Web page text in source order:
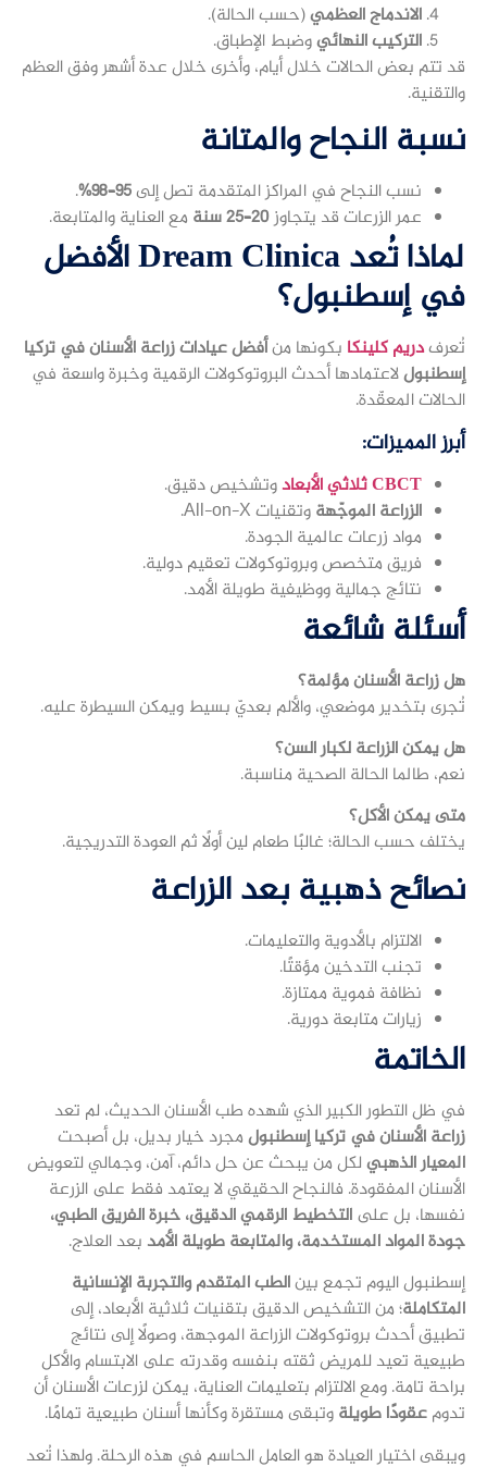
الاندماج العظمي(حسب الحالة).
التركيب النهائيوضبط الإطباق.
قد تتم بعض الحالات خلال أيام، وأخرى خلال عدة أشهر وفق العظم
والتقنية.
نسبة النجاح والمتانة
نسب النجاح في المراكز المتقدمة تصل إلى95–98%
.
عمر الزرعات قد يتجاوز20–25 سنة مع العناية والمتابعة.
لماذا تُعدDream Clinicaالأفضل
في إسطنبول؟
تُعرفدريم كلينكا بكونها منأفضل عيادات زراعة الأسنان في تركيا
إسطنبوللاعتمادها أحدث البروتوكولات الرقمية وخبرة واسعة في
الحالات المعقّدة.
أبرز المميزات:
CBCT ثلاثي الأبعاد
وتشخيص دقيق.
الزراعة الموجّهةوتقنيات All-on-X.
مواد زرعات عالمية الجودة.
فريق متخصص وبروتوكولات تعقيم دولية.
نتائج جمالية ووظيفية طويلة الأمد.
أسئلة شائعة
هل زراعة الأسنان مؤلمة؟
تُجرى بتخدير موضعي، والألم بعديّ بسيط ويمكن السيطرة عليه.
هل يمكن الزراعة لكبار السن؟
نعم، طالما الحالة الصحية مناسبة.
متى يمكن الأكل؟
يختلف حسب الحالة؛ غالبًا طعام لين أولًا ثم العودة التدريجية.
نصائح ذهبية بعد الزراعة
الالتزام بالأدوية والتعليمات.
تجنب التدخين مؤقتًا.
نظافة فموية ممتازة.
زيارات متابعة دورية.
الخاتمة
في ظل التطور الكبير الذي شهده طب الأسنان الحديث، لم تعد
زراعة الأسنان في تركيا إسطنبولمجرد خيار بديل، بل أصبحت
المعيار الذهبيلكل من يبحث عن حل دائم، آمن، وجمالي لتعويض
الأسنان المفقودة. فالنجاح الحقيقي لا يعتمد فقط على الزرعة
نفسها، بل علىالتخطيط الرقمي الدقيق، خبرة الفريق الطبي،
جودة المواد المستخدمة، والمتابعة طويلة الأمد بعد العلاج.
إسطنبول اليوم تجمع بينالطب المتقدم والتجربة الإنسانية
المتكاملة؛ من التشخيص الدقيق بتقنيات ثلاثية الأبعاد، إلى
تطبيق أحدث بروتوكولات الزراعة الموجهة، وصولًا إلى نتائج
طبيعية تعيد للمريض ثقته بنفسه وقدرته على الابتسام والأكل
براحة تامة. ومع الالتزام بتعليمات العناية، يمكن لزرعات الأسنان أن
تدومعقودًا طويلةوتبقى مستقرة وكأنها أسنان طبيعية تمامًا.
ويبقى اختيار العيادة هو العامل الحاسم في هذه الرحلة. ولهذا تُعد